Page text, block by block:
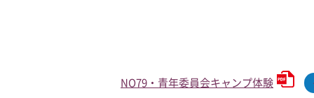
NO79・青年委員会キャンプ体験